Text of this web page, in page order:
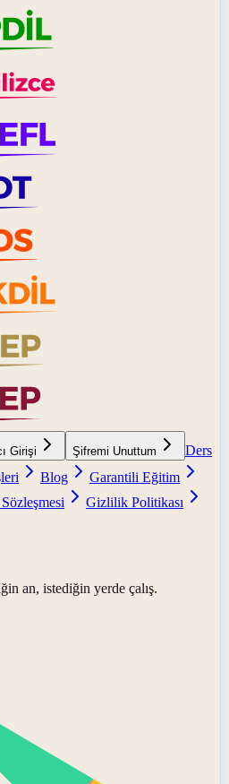
Girişi Şifremi Unuttum
Ders
Blog
Garantili Eğitim
Gizlilik Politikası
an, istediğin yerde çalış.